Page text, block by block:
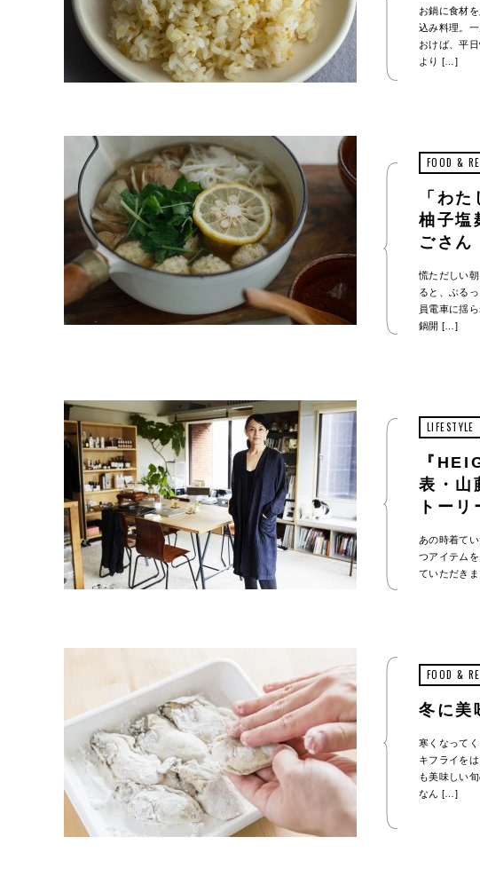
お鍋に食材
込み料理。
おけば、平
より […]
FOOD &
「わ
柚子塩
ごさ
慌ただしい
ると、ぶる
員電車に揺
鍋開 […]
LIFESTYLE
『
表・山
トーリ
あの時着て
つアイテム
ていただき
FOOD &
冬に
寒くなって
キフライを
も美味しい
なん […]